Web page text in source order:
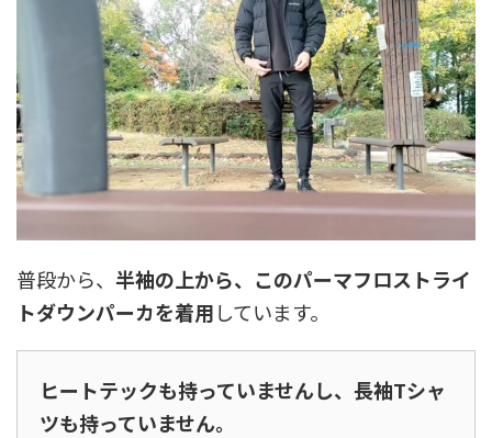
普段から、 半袖の上から、このパーマフロストライ
トダウンパーカを着用しています。
ヒートテックも持っていませんし、長袖Tシャ
ツも持っていません。